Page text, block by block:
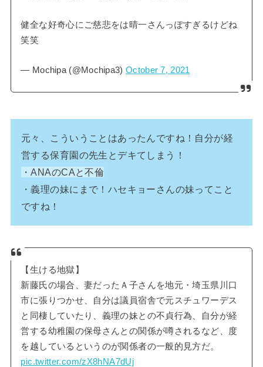
健全な好奇心にご慈悲をは晴一さんっぽすぎるけどね
笑笑
— Mochipa (@Mochipa3) October 7, 2021
元々、こういうことはあったんですね！自分が経
営する保育園の先生とデキてしまう！
・ANAのCAと不倫
・義理の妹にまで！ハセキョーさんの妹ってこと
ですね！
【生ける地獄】
新藤氏の場合、妻だったＡ子さんを地元・埼玉県川口
市に張りつかせ、自分は議員宿舎で元スチュワーデス
と同棲していたり、義理の妹との不貞行為、自分が経
営する幼稚園の保母さんとの関係が噂されるなど、度
を越しているというのが関係者の一般的見方だ。
pic.twitter.com/zX8hNA7dUj